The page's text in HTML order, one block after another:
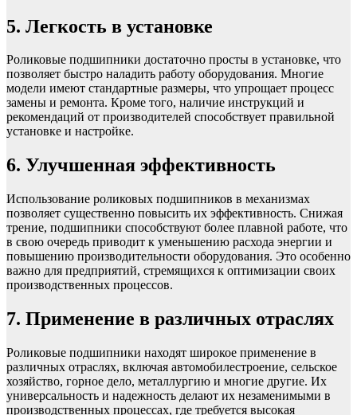
5. Легкость в установке
Роликовые подшипники достаточно просты в установке, что
позволяет быстро наладить работу оборудования. Многие
модели имеют стандартные размеры, что упрощает процесс
замены и ремонта. Кроме того, наличие инструкций и
рекомендаций от производителей способствует правильной
установке и настройке.
6. Улучшенная эффективность
Использование роликовых подшипников в механизмах
позволяет существенно повысить их эффективность. Снижая
трение, подшипники способствуют более плавной работе, что
в свою очередь приводит к уменьшению расхода энергии и
повышению производительности оборудования. Это особенно
важно для предприятий, стремящихся к оптимизации своих
производственных процессов.
7. Применение в различных отраслях
Роликовые подшипники находят широкое применение в
различных отраслях, включая автомобилестроение, сельское
хозяйство, горное дело, металлургию и многие другие. Их
универсальность и надежность делают их незаменимыми в
производственных процессах, где требуется высокая